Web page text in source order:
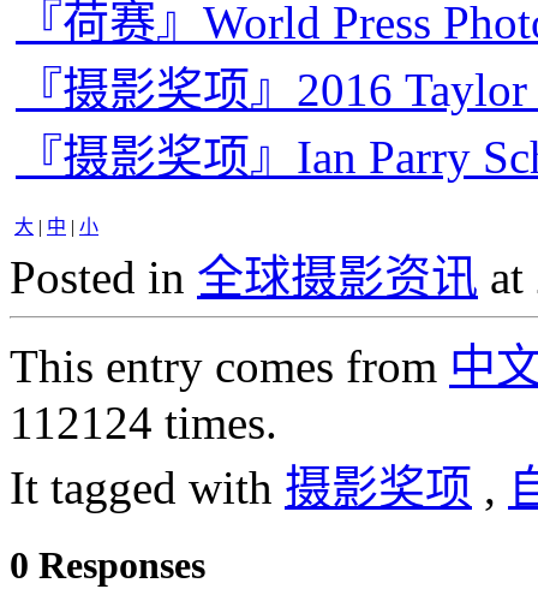
『荷赛』World Press
『摄影奖项』2016
『摄影奖项』Ian Parry
大 | 中 | 小
Posted in 全球摄影资讯 at
This entry comes from 中
112124 times.
It tagged with 摄影奖项 ,
0 Responses